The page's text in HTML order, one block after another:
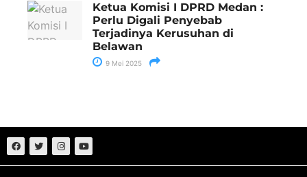
Ketua Komisi I DPRD Medan :
Perlu Digali Penyebab
Terjadinya Kerusuhan di
Belawan
9 Mei 2025